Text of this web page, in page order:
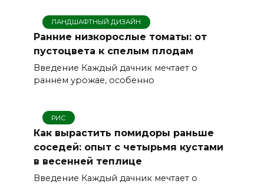
ЛАНДШАФТНЫЙ ДИЗАЙН
Ранние низкорослые томаты: от
пустоцвета к спелым плодам
Введение Каждый дачник мечтает о
раннем урожае, особенно
РИС
Как вырастить помидоры раньше
соседей: опыт с четырьмя кустами
в весенней теплице
Введение Каждый дачник мечтает о